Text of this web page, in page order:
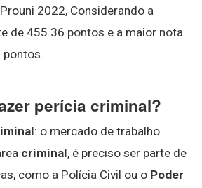
2022, Considerando a
de 455.36 pontos e a maior nota
perícia criminal?
: o mercado de trabalho
criminal, é preciso ser parte de
como a Polícia Civil ou o Poder